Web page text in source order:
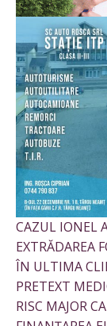
CAZUL IONEL
EXTRĂDAREA
ÎN ULTIMA
PRETEXT
RISC MAJOR